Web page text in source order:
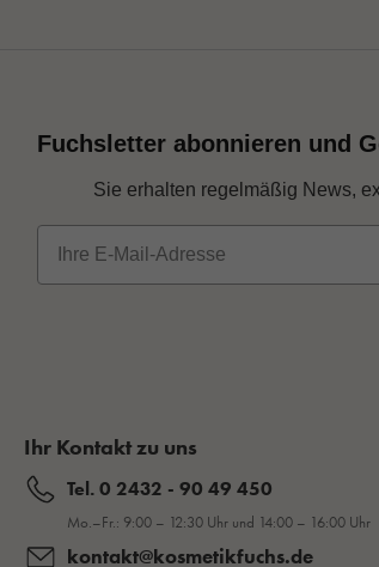
Fuchsletter abonnieren und
Sie erhalten regelmäßig News,
E-Mail
Ihr Kontakt zu uns
Tel. 0 2432 - 90 49 450
Mo.–Fr.: 9:00 – 12:30 Uhr und 14:00 – 16:00 Uhr
kontakt@kosmetikfuchs.de